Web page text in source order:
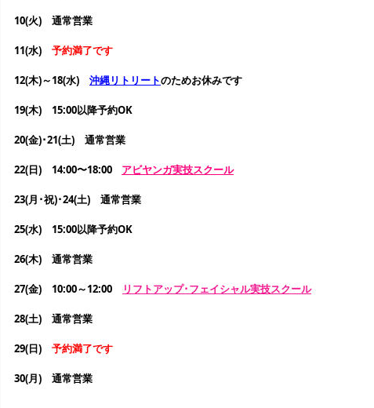
10(火)　通常営業
11(水) 予約満了です
12(木)～18(水) 沖縄リトリートのためお休みです
19(木)　15:00以降予約OK
20(金)･21(土)　通常営業
22(日)　14:00〜18:00 アビヤンガ実技スクール
23(月･祝)･24(土)　通常営業
25(水)　15:00以降予約OK
26(木)　通常営業
27(金)　10:00～12:00 リフトアップ･フェイシャル実技スクール
28(土)　通常営業
29(日) 予約満了です
30(月)　通常営業